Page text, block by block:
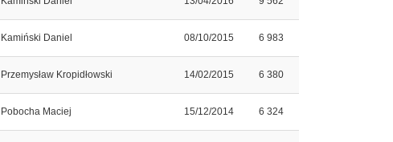
Kamiński Daniel 08/10/2015 6 983
Przemysław Kropidłowski 14/02/2015 6 380
Pobocha Maciej 15/12/2014 6 324